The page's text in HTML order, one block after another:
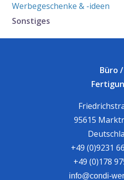
Werbegeschenke & -ideen
Sonstiges
Büro /
95615
+49 (0)9231
+49 (0)178
info@condi-